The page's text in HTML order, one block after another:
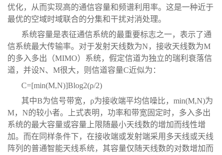
优化，从而实现高的通信容量和频谱利用率。这是一种近于
最优的空域时域联合的分集和干扰对消处理。
系统容量是表征通信系统的最重要标志之一，表示了通
信系统最大传输率。对于发射天线数为N，接收天线数为M
的多入多出（MIMO）系统，假定信道为独立的瑞利衰落信
道，并设N、M很大，则信道容量C近似为：
C=[min(M,N)]Blog2(ρ/2)
其中B为信号带宽，ρ为接收端平均信噪比，min(M,N)为
M，N的较小者。上式表明，功率和带宽固定时，多入多出
系统的最大容量或容量上限随最小天线数的增加而线性增
加。而在同样条件下，在接收端或发射端采用多天线或天线
阵列的普通智能天线系统，其容量仅随天线数的对数增加而